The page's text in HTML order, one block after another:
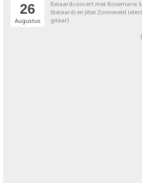
26
Augustus
Beiaardconcert met Rosemarie
(beiaard) en Jitse Zonneveld
gitaar)